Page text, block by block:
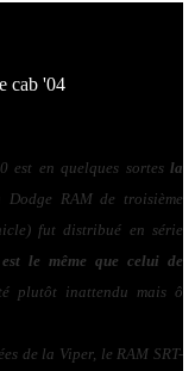
cab '04
est en quelques sortes la
RAM de troisième
fut distribué en série
le même que celui de
plutôt inattendu mais ô
de la Viper, le RAM SRT-